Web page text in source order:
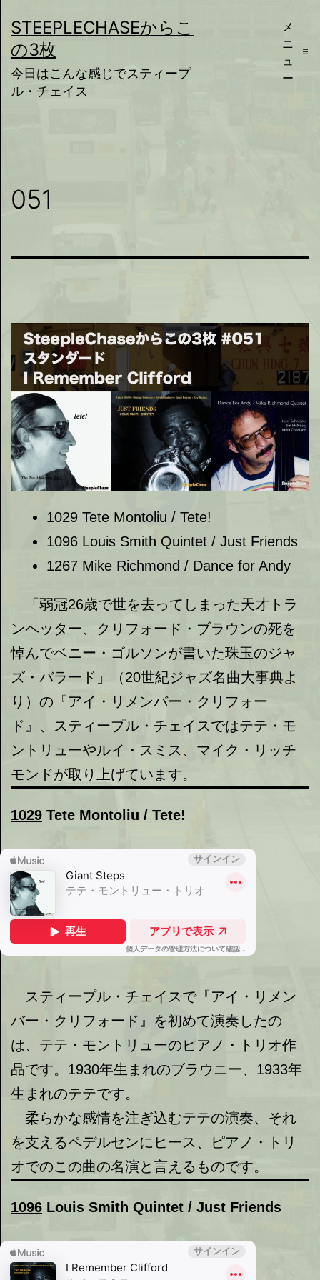
ン
テ
ッ
STEEPLECHASEからこ
の3枚
今日はこんな感じでスティープ
ル・チェイス
メ
ニ
ュ
ー
051
1029 Tete Montoliu / Tete!
1096 Louis Smith Quintet / Just Friends
1267 Mike Richmond / Dance for Andy
「弱冠26歳で世を去ってしまった天才トラ
ンペッター、クリフォード・ブラウンの死を
悼んでベニー・ゴルソンが書いた珠玉のジャ
ズ・バラード」（20世紀ジャズ名曲大事典よ
り）の『アイ・リメンバー・クリフォー
ド』、スティープル・チェイスではテテ・モ
ントリューやルイ・スミス、マイク・リッチ
モンドが取り上げています。
1029 Tete Montoliu / Tete!
スティープル・チェイスで『アイ・リメン
バー・クリフォード』を初めて演奏したの
は、テテ・モントリューのピアノ・トリオ作
品です。1930年生まれのブラウニー、1933年
生まれのテテです。
柔らかな感情を注ぎ込むテテの演奏、それ
を支えるペデルセンにヒース、ピアノ・トリ
オでのこの曲の名演と言えるものです。
1096 Louis Smith Quintet / Just Friends